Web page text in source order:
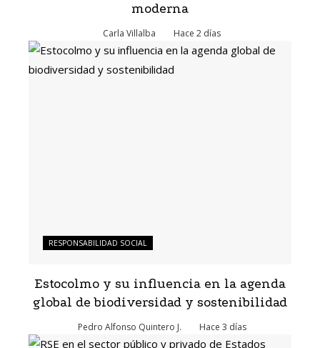
moderna
Carla Villalba Hace 2 días
RESPONSABILIDAD SOCIAL
Estocolmo y su influencia en la agenda
global de biodiversidad y sostenibilidad
Pedro Alfonso Quintero J. Hace 3 días